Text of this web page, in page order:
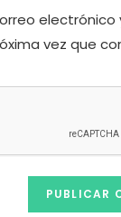
electrónico
vez que